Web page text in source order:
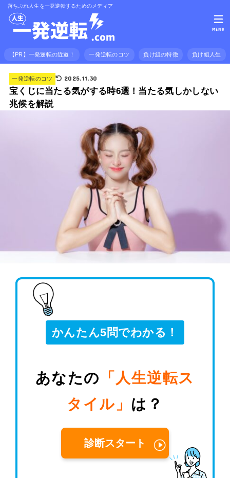
落ちぶれ人生を一発逆転するためのメディア
【PR】一発逆転の近道！ 一発逆転のコツ 負け組の特徴 負け組人生
MENU
一発逆転のコツ 2025.11.30
宝くじに当たる気がする時6選！当たる気しかしない
兆候を解説
かんたん5問でわかる！
あなたの 「人生逆転ス
タイル」 は？
診断スタート